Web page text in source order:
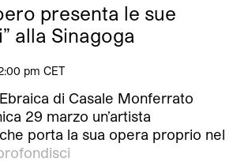
presenta le sue
alla Sinagoga
pm CET
di Casale Monferrato
29 marzo un’artista
porta la sua opera proprio nel